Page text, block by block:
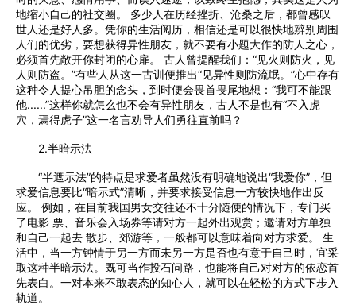
地缩小自己的社交圈。 多少人在历经挫折、沧桑之后，都曾感叹
世人还是好人多。凭你的生活阅历，相信还是可以很快地辨别周围
人们的优劣，要想获得异性朋友，就不要有小题大作的防人之心，
必须首先敞开你封闭的心扉。 古人曾提醒我们：“见火则防火，见
人则防盗。”有些人从这一古训便推出“见异性则防流氓。”心中存有
这种令人提心吊胆的念头，到时便会畏首畏尾地想：“我可不能跟
他......”这样你就怎么也不会有异性朋友，古人不是也有“不入虎
穴，焉得虎子”这一名言劝导人们勇往直前吗？
2.半暗示法
“半遮示法”的特点是求爱者虽然没有明确地说出“我爱你”，但
求爱信息要比“暗示式”清晰，并要求接受信息一方较快地作出反
应。 例如，在目前我国男女交往还不十分随便的情况下，专门买
了电影 票、音乐会入场券等请对方一起外出观赏；邀请对方单独
和自己一起去 散步、郊游等，一般都可以意味着向对方求爱。 生
活中，当一方钟情于另一方而未另一方是否也有意于自己时，宜采
取这种半暗示法。既可当作投石问路，也能将自己对对方的依恋首
先表白。一对本来不敢表态的知心人，就可以在轻松的方式下步入
轨道。